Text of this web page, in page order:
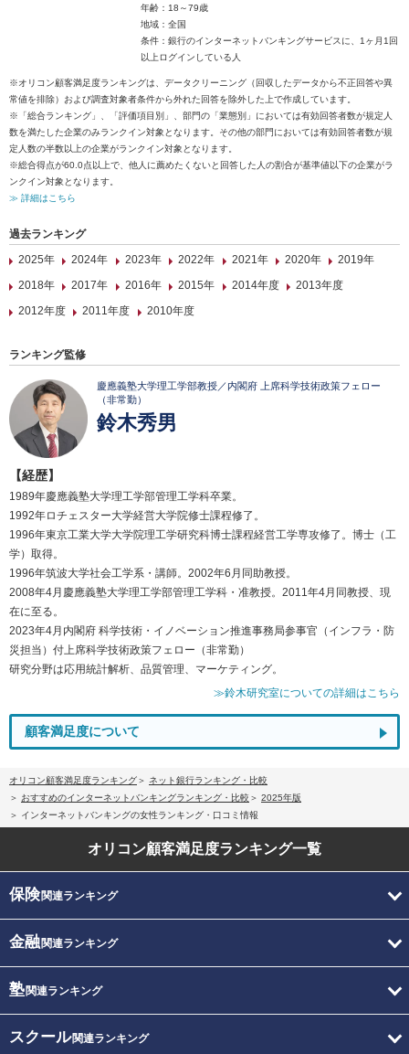
年齢：18～79歳
地域：全国
条件：銀行のインターネットバンキングサービスに、1ヶ月1回
以上ログインしている人
※オリコン顧客満足度ランキングは、データクリーニング（回収したデータから不正回答や異
常値を排除）および調査対象者条件から外れた回答を除外した上で作成しています。
※「総合ランキング」、「評価項目別」、部門の「業態別」においては有効回答者数が規定人
数を満たした企業のみランクイン対象となります。その他の部門においては有効回答者数が規
定人数の半数以上の企業がランクイン対象となります。
※総合得点が60.0点以上で、他人に薦めたくないと回答した人の割合が基準値以下の企業がラ
ンクイン対象となります。
≫ 詳細はこちら
過去ランキング
2025年
2024年 2023年 2022年 2021年 2020年
2019年
2018年
2017年 2016年 2015年 2014年度
2013年度
2012年度
2011年度 2010年度
ランキング監修
慶應義塾大学理工学部教授／内閣府 上席科学技術政策フェロー
（非常勤）
鈴木秀男
【経歴】
1989年慶應義塾大学理工学部管理工学科卒業。
1992年ロチェスター大学経営大学院修士課程修了。
1996年東京工業大学大学院理工学研究科博士課程経営工学専攻修了。博士（工
学）取得。
1996年筑波大学社会工学系・講師。2002年6月同助教授。
2008年4月慶應義塾大学理工学部管理工学科・准教授。2011年4月同教授、現
在に至る。
2023年4月内閣府 科学技術・イノベーション推進事務局参事官（インフラ・防
災担当）付上席科学技術政策フェロー（非常勤）
研究分野は応用統計解析、品質管理、マーケティング。
≫鈴木研究室についての詳細はこちら
顧客満足度について
オリコン顧客満足度ランキング
ネット銀行ランキング・比較
おすすめのインターネットバンキングランキング・比較
2025年版
インターネットバンキングの女性ランキング・口コミ情報
オリコン顧客満足度ランキング一覧
保険関連ランキング
金融関連ランキング
塾関連ランキング
スクール関連ランキング